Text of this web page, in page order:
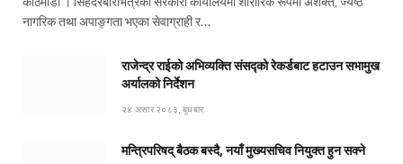
नागरिक तथा अपाङ्गता भएका सेवाग्राही र…
राजेन्द्र राईको अभिव्यक्ति संसद्को रेकर्डबाट हटाउन सभामुख
अर्यालको निर्देशन
२४ असार २०८३, बुधबार
मन्त्रिपरिषद् बैठक बस्दै, नयाँ मुख्यसचिव नियुक्त हुन सक्ने